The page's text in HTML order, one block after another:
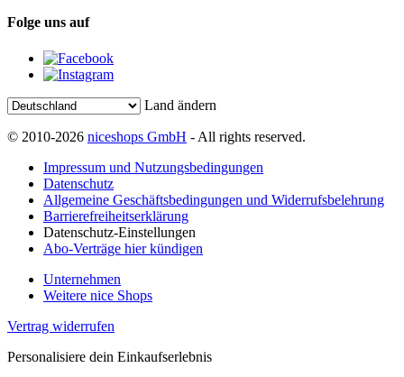
Folge uns auf
Land ändern
© 2010-2026 niceshops GmbH - All rights reserved.
Impressum und Nutzungsbedingungen
Datenschutz
Allgemeine Geschäftsbedingungen und Widerrufsbelehrung
Barrierefreiheitserklärung
Datenschutz-Einstellungen
Abo-Verträge hier kündigen
Unternehmen
Weitere nice Shops
Vertrag widerrufen
Personalisiere dein Einkaufserlebnis